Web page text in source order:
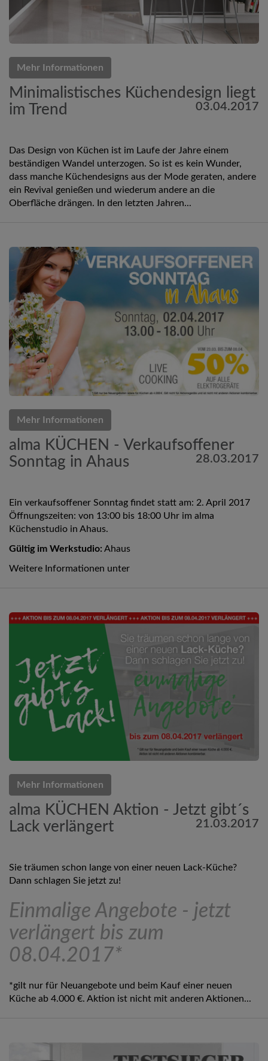
Mehr Informationen
Minimalistisches Küchendesign liegt
im Trend
03.04.2017
Das Design von Küchen ist im Laufe der Jahre einem
beständigen Wandel unterzogen. So ist es kein Wunder,
dass manche Küchendesigns aus der Mode geraten, andere
ein Revival genießen und wiederum andere an die
Oberfläche drängen. In den letzten Jahren...
Mehr Informationen
alma KÜCHEN - Verkaufsoffener
Sonntag in Ahaus
28.03.2017
Ein verkaufsoffener Sonntag findet statt am: 2. April 2017
Öffnungszeiten: von 13:00 bis 18:00 Uhr im alma
Küchenstudio in Ahaus.
Gültig im Werkstudio: Ahaus
Weitere Informationen unter
Mehr Informationen
alma KÜCHEN Aktion - Jetzt gibt´s
Lack verlängert
21.03.2017
Sie träumen schon lange von einer neuen Lack-Küche?
Dann schlagen Sie jetzt zu!
Einmalige Angebote - jetzt
verlängert bis zum
08.04.2017*
*gilt nur für Neuangebote und beim Kauf einer neuen
Küche ab 4.000 €. Aktion ist nicht mit anderen Aktionen...